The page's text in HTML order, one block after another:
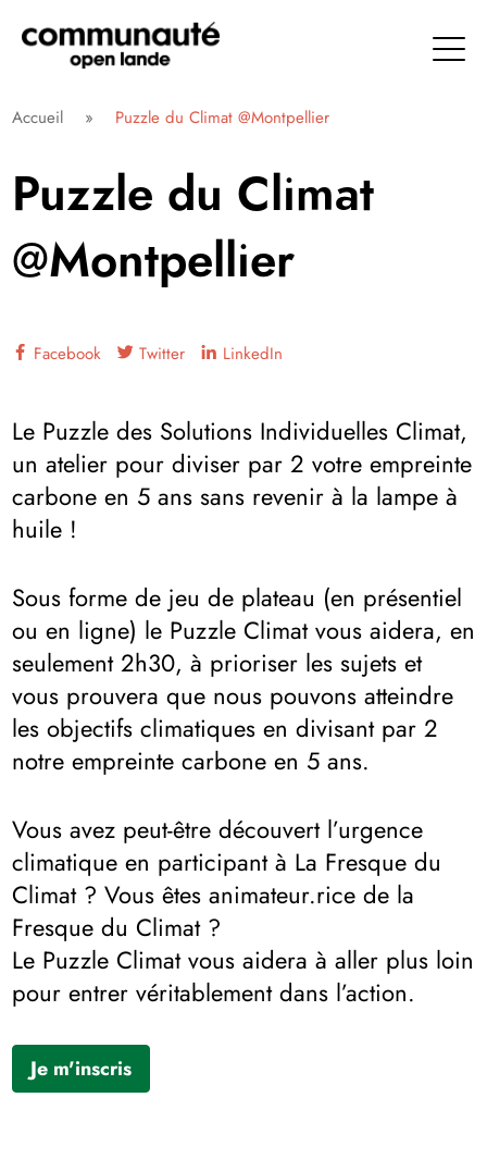
directement
contenu
Communauté Open Lande
Accueil » Puzzle du Climat @Montpellier
Puzzle du Climat
@Montpellier
Facebook Twitter LinkedIn
Le Puzzle des Solutions Individuelles Climat,
un atelier pour diviser par 2 votre empreinte
carbone en 5 ans sans revenir à la lampe à
huile !
Sous forme de jeu de plateau (en présentiel
ou en ligne) le Puzzle Climat vous aidera, en
seulement 2h30, à prioriser les sujets et
vous prouvera que nous pouvons atteindre
les objectifs climatiques en divisant par 2
notre empreinte carbone en 5 ans.
Vous avez peut-être découvert l’urgence
climatique en participant à La Fresque du
Climat ? Vous êtes animateur.rice de la
Fresque du Climat ?
Le Puzzle Climat vous aidera à aller plus loin
pour entrer véritablement dans l’action.
Je m'inscris